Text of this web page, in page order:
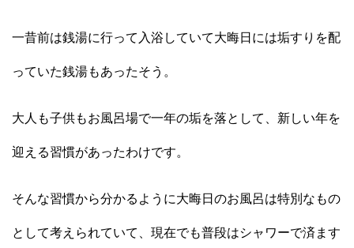
一昔前は銭湯に行って入浴していて大晦日には垢すりを配
っていた銭湯もあったそう。
大人も子供もお風呂場で一年の垢を落として、新しい年を
迎える習慣があったわけです。
そんな習慣から分かるように大晦日のお風呂は特別なもの
として考えられていて、現在でも普段はシャワーで済ます